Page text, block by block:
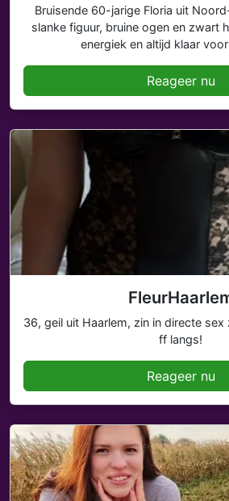
Bruisende 60-jarige Floria uit
slanke figuur, bruine ogen en zwart
energiek en altijd klaar
Reageer nu
36, geil uit Haarlem, zin in directe
ff langs!
Reageer nu